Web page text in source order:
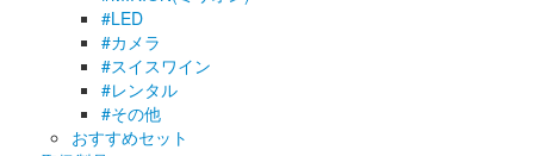
#LED
#カメラ
#スイスワイン
#レンタル
#その他
おすすめセット